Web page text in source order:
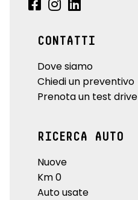
CONTATTI
Dove siamo
Chiedi un preventivo
Prenota un test drive
RICERCA AUTO
Nuove
Km 0
Auto usate